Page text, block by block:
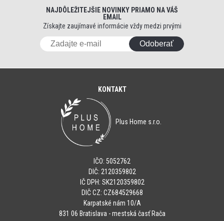
NAJDÔLEŽITEJŠIE NOVINKY PRIAMO NA VÁŠ
EMAIL
Získajte zaujímavé informácie vždy medzi prvými
Odoberať
KONTAKT
Plus Home s.r.o.
IČO: 5052762
DIČ: 2120359802
IČ DPH: SK2120359802
DIČ CZ: CZ684529668
Karpatské nám 10/A
831 06 Bratislava - mestská časť Rača